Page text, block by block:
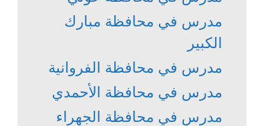
مدرس في محافظة مبارك
الكبير
مدرس في محافظة الفروانية
مدرس في محافظة الأحمدي
مدرس في محافظة الجهراء